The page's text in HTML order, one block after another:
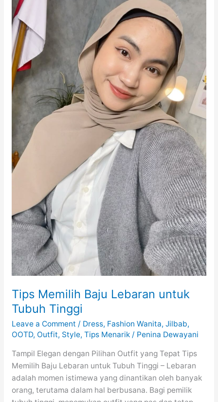
Tips Memilih Baju Lebaran untuk
Tubuh Tinggi
Leave a Comment / Dress, Fashion Wanita, Jilbab,
OOTD, Outfit, Style, Tips Menarik/ Penina Dewayani
Tampil Elegan dengan Pilihan Outfit yang Tepat Tips
Memilih Baju Lebaran untuk Tubuh Tinggi – Lebaran
adalah momen istimewa yang dinantikan oleh banyak
orang, terutama dalam hal berbusana. Bagi pemilik